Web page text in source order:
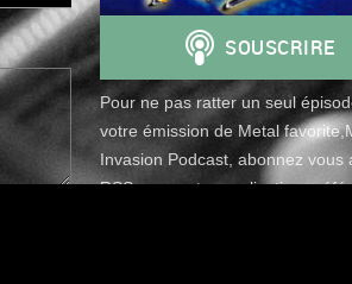
Pour ne pas ratter un seul
votre émission de Metal
Invasion Podcast, abonnez vous
RSS avec votre application